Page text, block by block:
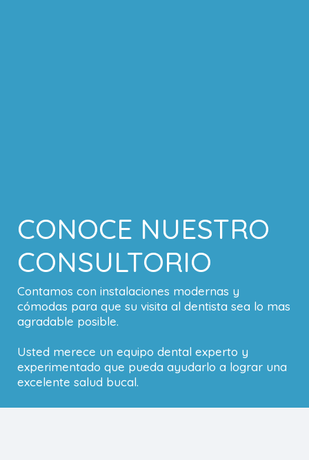
CONOCE NUESTRO
CONSULTORIO
Contamos con instalaciones modernas y
cómodas para que su visita al dentista sea lo mas
agradable posible.
Usted merece un equipo dental experto y
experimentado que pueda ayudarlo a lograr una
excelente salud bucal.